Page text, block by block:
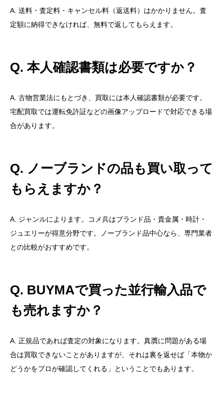
A. 送料・査定料・キャンセル料（返送料）はかかりません。査
定額に納得できなければ、無料で返してもらえます。
Q. 本人確認書類は必要ですか？
A. 古物営業法にもとづき、買取には本人確認書類が必要です。
宅配買取では運転免許証などの画像アップロードで対応できる場
合があります。
Q. ノーブランドの品も買い取って
もらえますか？
A. ジャンルによります。コメ兵はブランド品・貴金属・時計・
ジュエリーが得意分野です。ノーブランド品中心なら、専門業者
との比較がおすすめです。
Q. BUYMAで買った並行輸入品で
も売れますか？
A. 正規品であれば査定の対象になります。真贋に問題がある場
合は買取できないことがありますが、それは裏を返せば「本物か
どうかをプロが確認してくれる」ということでもあります。